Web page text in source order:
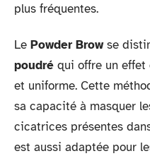
plus fréquentes.
Le Powder Browse
poudré qui offre un effet
et uniforme. Cette
sa capacité à masquer
cicatrices présentes
est aussi adaptée pour